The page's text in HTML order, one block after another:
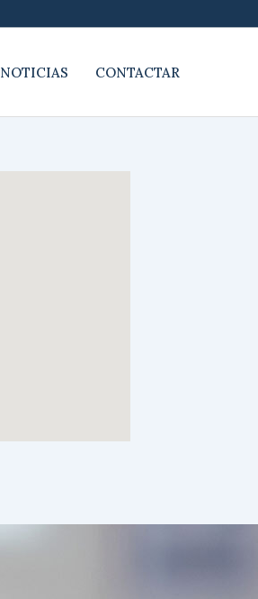
NOTICIAS CONTACTAR